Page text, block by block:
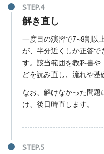
解き直し
一度目の演習で7~8割以
が、半分近くしか正答で
す。該当範囲を教科書や
どを読み直し、流れや基
なお、解けなかった問
け、後日時直します。